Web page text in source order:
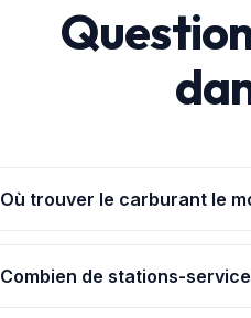
Où trouver le carburant le
gazole le moins cher relevé y
Combien de stations-